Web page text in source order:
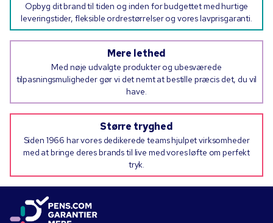
Opbyg dit brand til tiden og inden for budgettet med hurtige
leveringstider, fleksible ordrestørrelser og vores lavprisgaranti.
Mere lethed
Med nøje udvalgte produkter og ubesværede
tilpasningsmuligheder gør vi det nemt at bestille præcis det, du vil
have.
Større tryghed
Siden 1966 har vores dedikerede teams hjulpet virksomheder
med at bringe deres brands til live med vores løfte om perfekt
tryk.